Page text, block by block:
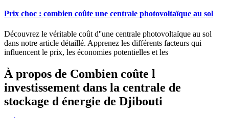
Prix choc : combien coûte une centrale photovoltaïque au sol
Découvrez le véritable coût d''une centrale photovoltaïque au sol
dans notre article détaillé. Apprenez les différents facteurs qui
influencent le prix, les économies potentielles et les
À propos de Combien coûte l
investissement dans la centrale de
stockage d énergie de Djibouti